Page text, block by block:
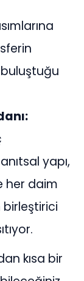
yapı,
her daim
birleştirici
kısa bir